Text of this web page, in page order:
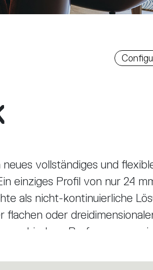
neues vollständiges und
einziges Profil von nur 24
als nicht-kontinuierliche
flachen oder
Performances
flexiblen System, sondern